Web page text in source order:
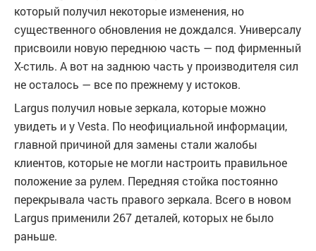
который получил некоторые изменения, но
существенного обновления не дождался. Универсалу
присвоили новую переднюю часть — под фирменный
Х-стиль. А вот на заднюю часть у производителя сил
не осталось — все по прежнему у истоков.
Largus получил новые зеркала, которые можно
увидеть и у Vesta. По неофициальной информации,
главной причиной для замены стали жалобы
клиентов, которые не могли настроить правильное
положение за рулем. Передняя стойка постоянно
перекрывала часть правого зеркала. Всего в новом
Largus применили 267 деталей, которых не было
раньше.